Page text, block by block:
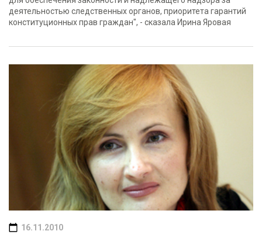
деятельностью следственных органов, приоритета гарантий
конституционных прав граждан", - сказала Ирина Яровая
16.11.2010